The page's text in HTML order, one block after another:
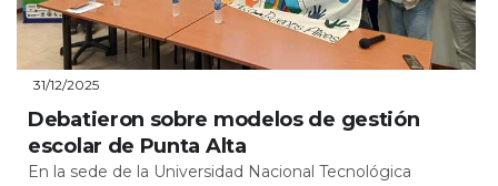
31/12/2025
Debatieron sobre modelos de gestión
escolar de Punta Alta
En la sede de la Universidad Nacional Tecnológica